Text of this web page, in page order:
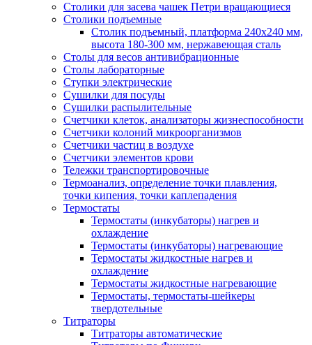
Столики для засева чашек Петри вращающиеся
Столики подъемные
Столик подъемный, платформа 240х240 мм,
высота 180-300 мм, нержавеющая сталь
Столы для весов антивибрационные
Столы лабораторные
Ступки электрические
Сушилки для посуды
Сушилки распылительные
Счетчики клеток, анализаторы жизнеспособности
Счетчики колоний микроорганизмов
Счетчики частиц в воздухе
Счетчики элементов крови
Тележки транспортировочные
Термоанализ, определение точки плавления,
точки кипения, точки каплепадения
Термостаты
Термостаты (инкубаторы) нагрев и
охлаждение
Термостаты (инкубаторы) нагревающие
Термостаты жидкостные нагрев и
охлаждение
Термостаты жидкостные нагревающие
Термостаты, термостаты-шейкеры
твердотельные
Титраторы
Титраторы автоматические